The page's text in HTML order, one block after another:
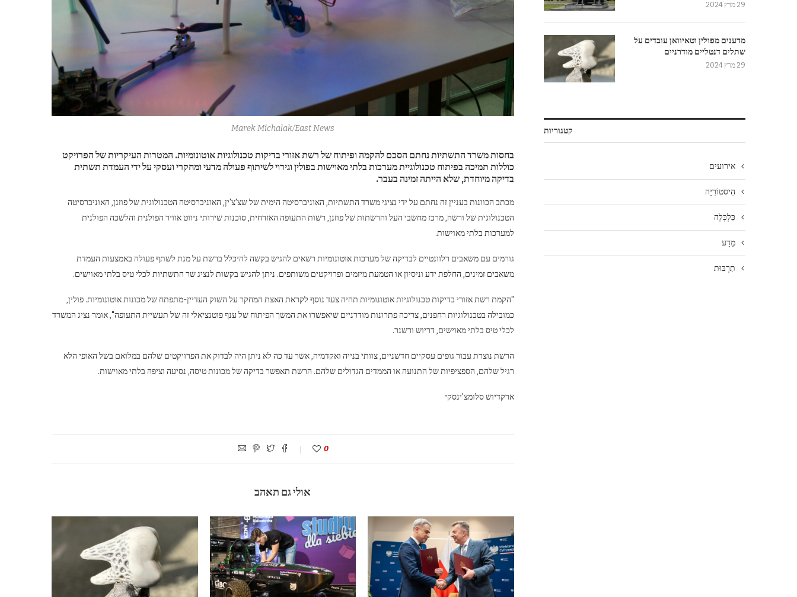
Marek Michalak/East News
בחסות משרד התשתיות נחתם הסכם להקמה ופיתוח של רשת אזורי בדיקות טכנולוגיות אוטונומיות. המטרות העיקריות של הפרויקט
כוללות תמיכה בפיתוח טכנולוגיית מערכות בלתי מאוישות בפולין וגירוי לשיתוף פעולה מדעי ומחקרי ועסקי על ידי העמדת תשתית
בדיקה מיוחדת, שלא הייתה זמינה בעבר.
מכתב הכוונות בעניין זה נחתם על ידי נציגי משרד התשתיות, האוניברסיטה הימית של שצ'צ'ין, האוניברסיטה הטכנולוגית של פוזנן, האוניברסיטה
הטכנולוגית של ורשה, מרכז מחשבי העל והרשתות של פוזנן, רשות התעופה האזרחית, סוכנות שירותי ניווט אוויר הפולנית והלשכה הפולנית
למערכות בלתי מאוישות.
גורמים עם משאבים רלוונטיים לבדיקה של מערכות אוטונומיות רשאים להגיש בקשה להיכלל ברשת על מנת לשתף פעולה באמצעות העמדת
משאבים זמינים, החלפת ידע וניסיון או הטמעת מיזמים ופרויקטים משותפים. ניתן להגיש בקשות לנציג שר התשתיות לכלי טיס בלתי מאוישים.
"הקמת רשת אזורי בדיקות טכנולוגיות אוטונומיות תהיה צעד נוסף לקראת האצת המחקר על השוק העדיין-מתפתח של מכונות אוטונומיות. פולין,
כמובילה בטכנולוגיות רחפנים, צריכה פתרונות מודרניים שיאפשרו את המשך הפיתוח של ענף פוטנציאלי זה של תעשיית התעופה", אומר נציג המשרד
לכלי טיס בלתי מאוישים, דריוש ורשנר.
הרשת נוצרת עבור גופים עסקיים חדשניים, צוותי בנייה ואקדמיה, אשר עד כה לא ניתן היה לבדוק את הפרויקטים שלהם במלואם בשל האופי הלא
רגיל שלהם, הספציפיות של התנועה או הממדים הגדולים שלהם. הרשת תאפשר בדיקה של מכונות טיסה, נסיעה וציפה בלתי מאוישות.
ארקדיוש סלומצ'ינסקי
0
אולי גם תאהב
29 מרץ 2024
מדענים מפולין וטאיוואן עובדים על
שתלים דנטליים מודרניים
29 מרץ 2024
קטגוריות
אירועים
הִיסטוֹרִיָה
כַּלְכָּלָה
מַדָע
תַרְבּוּת